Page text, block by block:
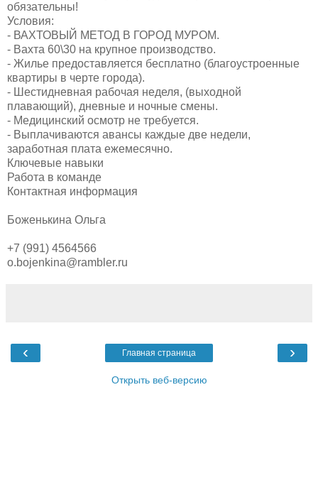
обязательны!
Условия:
- ВАХТОВЫЙ МЕТОД В ГОРОД МУРОМ.
- Вахта 60\30 на крупное производство.
- Жилье предоставляется бесплатно (благоустроенные
квартиры в черте города).
- Шестидневная рабочая неделя, (выходной
плавающий), дневные и ночные смены.
- Медицинский осмотр не требуется.
- Выплачиваются авансы каждые две недели,
заработная плата ежемесячно.
Ключевые навыки
Работа в команде
Контактная информация
Боженькина Ольга
+7 (991) 4564566
o.bojenkina@rambler.ru
‹ ›
Главная страница
Открыть веб-версию